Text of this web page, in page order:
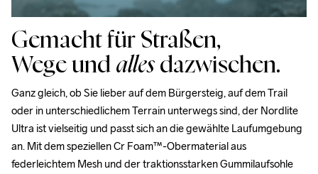
Gemacht für Straßen,
Wege und alles dazwischen.
Ganz gleich, ob Sie lieber auf dem Bürgersteig, auf dem Trail
oder in unterschiedlichem Terrain unterwegs sind, der Nordlite
Ultra ist vielseitig und passt sich an die gewählte Laufumgebung
an. Mit dem speziellen Cr Foam™-Obermaterial aus
federleichtem Mesh und der traktionsstarken Gummilaufsohle